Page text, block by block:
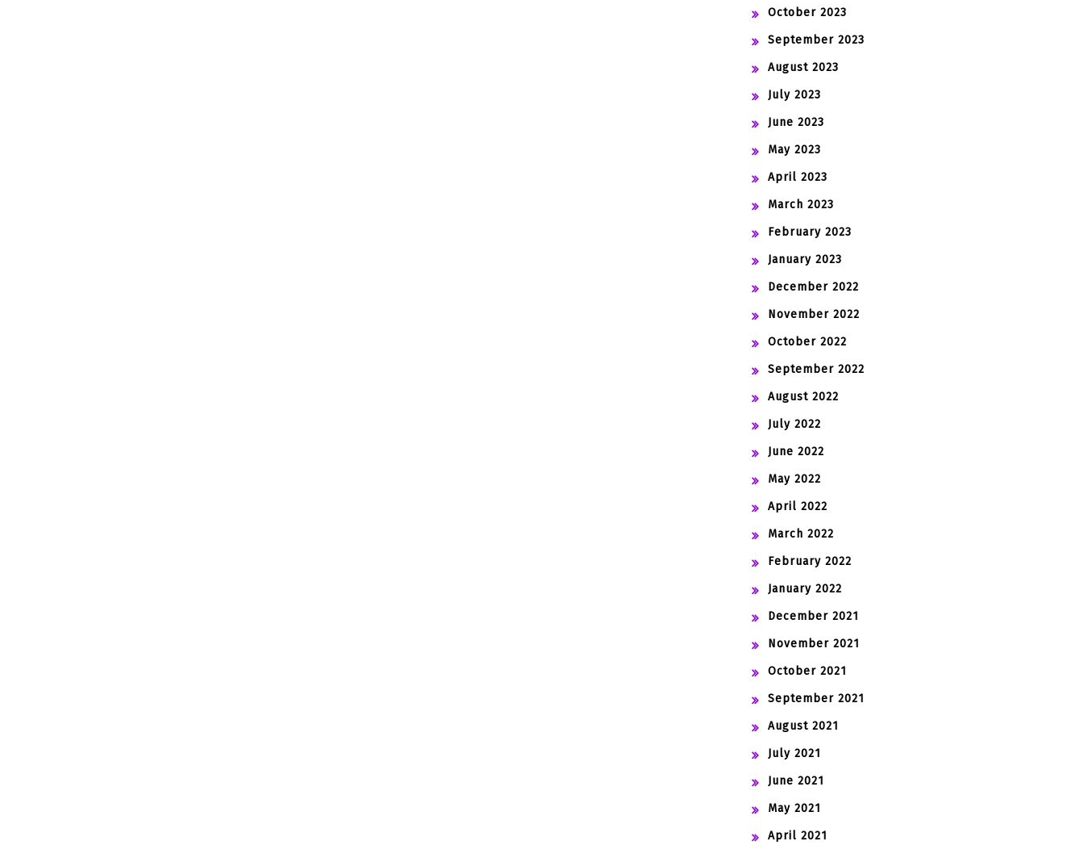
October 2023
September 2023
August 2023
July 2023
June 2023
May 2023
April 2023
March 2023
February 2023
January 2023
December 2022
November 2022
October 2022
September 2022
August 2022
July 2022
June 2022
May 2022
April 2022
March 2022
February 2022
January 2022
December 2021
November 2021
October 2021
September 2021
August 2021
July 2021
June 2021
May 2021
April 2021